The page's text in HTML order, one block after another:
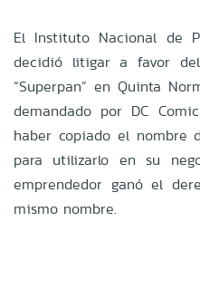
El Instituto Nacional de
decidió litigar a favor
“Superpan” en Quinta
demandado por DC
haber copiado el nombre
para utilizarlo en su
emprendedor ganó el
mismo nombre.